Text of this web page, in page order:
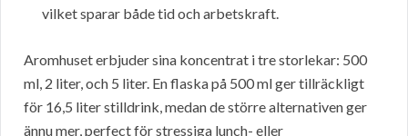
vilket sparar både tid och arbetskraft.
Aromhuset erbjuder sina koncentrat i tre storlekar: 500
ml, 2 liter, och 5 liter. En flaska på 500 ml ger tillräckligt
för 16,5 liter stilldrink, medan de större alternativen ger
ännu mer, perfect för stressiga lunch- eller